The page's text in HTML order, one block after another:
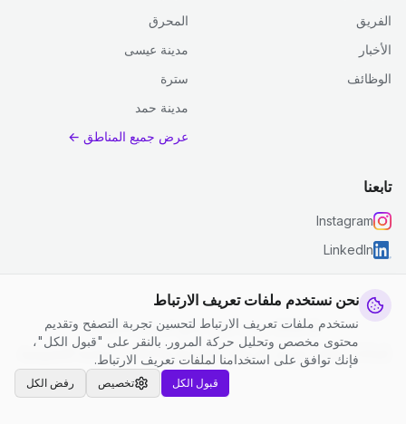
نحن نستخدم ملفات تعريف الارتباط
نستخدم ملفات تعريف الارتباط لتحسين تجربة التصفح وتقديم
محتوى مخصص وتحليل حركة المرور. بالنقر على "قبول الكل"،
فإنك توافق على استخدامنا لملفات تعريف الارتباط.
رفض الكل تخصيص قبول الكل
الفريق
الأخبار
الوظائف
المحرق
مدينة عيسى
سترة
مدينة حمد
عرض جميع المناطق ←
تابعنا
Instagram
LinkedIn
© 2026 جست كلين. جميع الحقوق محفوظة.
سياسة الخصوصية
الشروط والأحكام | إعدادات ملفات تعريف الارتباط